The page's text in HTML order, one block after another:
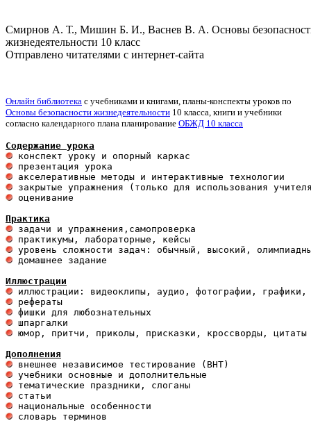
Смирнов А. Т., Мишин Б. И., Васнев В. А. Основы
жизнедеятельности 10 класс
Отправлено читателями с интернет-сайта
Онлайн библиотека с учебниками и книгами, планы-конспекты уроков по
Основы безопасности жизнедеятельности 10 класса, книги и учебники
согласно календарного плана планирование ОБЖД 10 класса
Содержание урока
оценивание
Практика
домашнее задание
Иллюстрации
юмор, притчи, приколы, присказки, кроссворды, цитаты
Дополнения